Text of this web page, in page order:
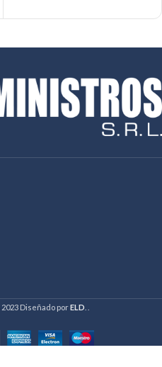
Producto: Original
Email:ventas@jynsuministros.com
2023 Diseñado porELD